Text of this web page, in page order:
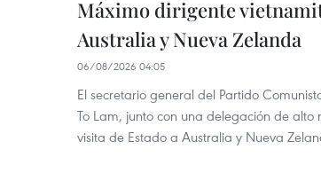
Máximo dirigente
Australia y Nueva Zelanda
06/08/2026 04:05
El secretario general del Partido
To Lam, junto con una delegación de
visita de Estado a Australia y Nueva